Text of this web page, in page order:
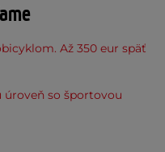
Až 350 eur späť
so športovou